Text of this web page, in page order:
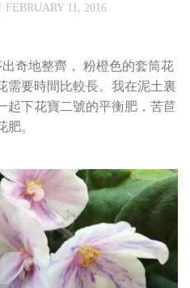
FEBRUARY 11, 2016
出奇地整齊， 粉橙色的套筒花
需要時間比較長。我在泥土裏
起下花寶二號的平衡肥，苦苣
。